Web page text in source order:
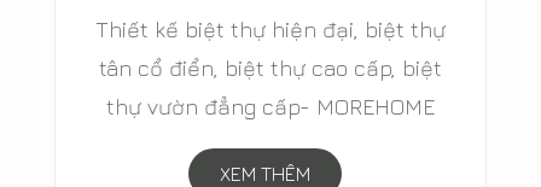
Thiết kế biệt thự hiện đại, biệt thự
tân cổ điển, biệt thự cao cấp, biệt
thự vườn đẳng cấp- MOREHOME
XEM THÊM